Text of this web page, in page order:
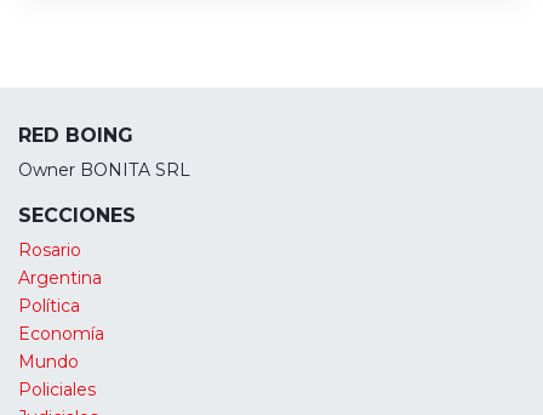
RED BOING
Owner BONITA SRL
SECCIONES
Rosario
Argentina
Política
Economía
Mundo
Policiales